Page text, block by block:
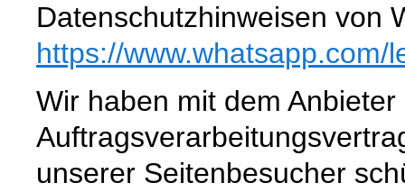
Datenschutzhinweisen von
https://www.whatsapp.com/
Wir haben mit dem Anbieter
unserer Seitenbesucher